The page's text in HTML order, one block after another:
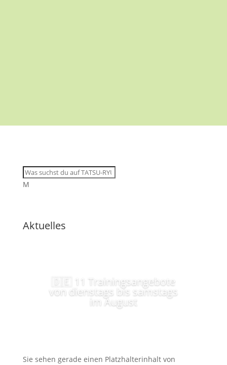
M
Aktuelles
🇩🇪 11 Trainingsangebote
von dienstags bis samstags
im August
Sie sehen gerade einen Platzhalterinhalt von